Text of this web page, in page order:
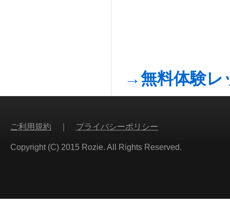
→無料体験レ
ご利用規約 プライバシーポリシー
Copyright (C) 2015 Rozie. All Rights Reserved.